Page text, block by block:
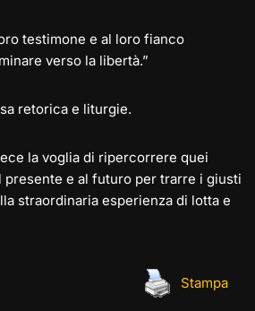
testimone e al loro fianco
verso la libertà.”
retorica e liturgie.
la voglia di ripercorrere quei
presente e al futuro per trarre i giusti
straordinaria esperienza di lotta e
Stampa